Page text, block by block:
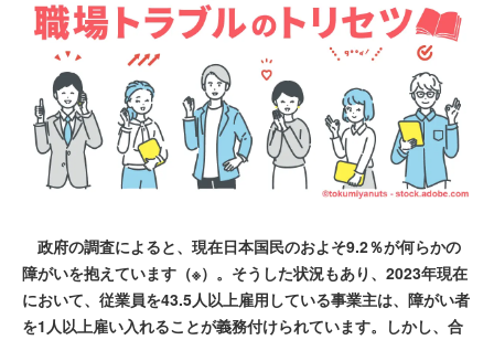
政府の調査によると、現在日本国民のおよそ9.2％が何らかの
障がいを抱えています（※）。そうした状況もあり、2023年現在
において、従業員を43.5人以上雇用している事業主は、障がい者
を1人以上雇い入れることが義務付けられています。しかし、合